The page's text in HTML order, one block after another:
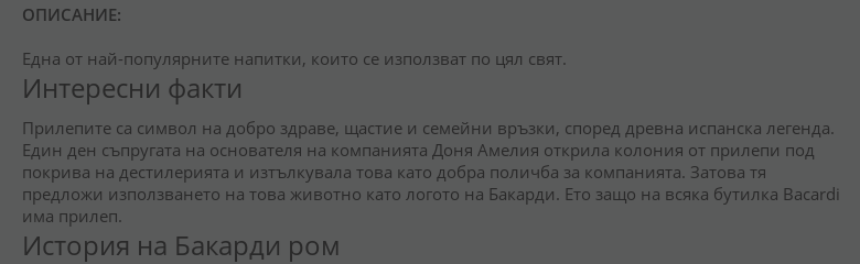
ОПИСАНИЕ:
Една от най-популярните напитки, които се използват по цял свят.
Интересни факти
Прилепите са символ на добро здраве, щастие и семейни връзки, според древна испанска легенда.
Един ден съпругата на основателя на компанията Доня Амелия открила колония от прилепи под
покрива на дестилерията и изтълкувала това като добра поличба за компанията. Затова тя
предложи използването на това животно като логото на Бакарди. Ето защо на всяка бутилка Bacardi
има прилеп.
История на Бакарди ром